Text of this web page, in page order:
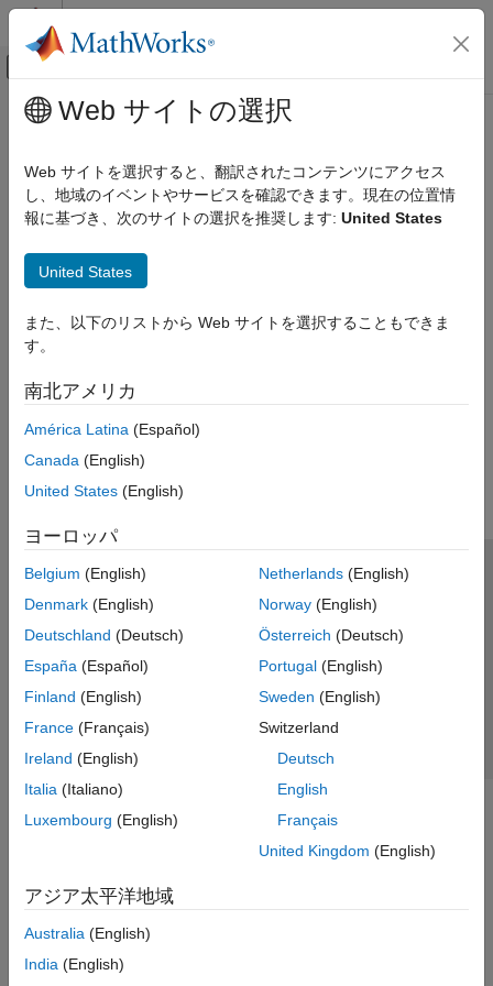
コンテンツへスキップ
オフキャンバス ナビゲーション メ
ドキュメンテーションのホーム
メインコンテンツ
How useful was this information?
Web サイトの選択
Web サイトを選択すると、翻訳されたコンテンツにアクセス
し、地域のイベントやサービスを確認できます。現在の位置情
報に基づき、次のサイトの選択を推奨します: United States
United States
また、以下のリストから Web サイトを選択することもできま
す。
南北アメリカ
América Latina (Español)
Canada (English)
United States (English)
ヨーロッパ
Belgium (English)
Denmark (English)
Deutschland (Deutsch)
España (Español)
Finland (English)
France (Français)
Ireland (English)
Italia (Italiano)
Luxembourg (English)
Netherlands(English)
Norway(English)
Österreich (Deutsch)
Portugal(English)
Sweden (English)
Switzerland
Deutsch
English
Français
United Kingdom (English)
アジア太平洋地域
Australia (English)
India (English)
トラストセンター
プライバシー ポリシー
違法コピー防止
アプリケーション ステータス
© 1994-2026 The MathWorks, Inc.